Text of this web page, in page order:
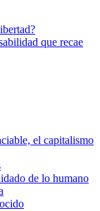
que recae
el capitalismo
de lo humano